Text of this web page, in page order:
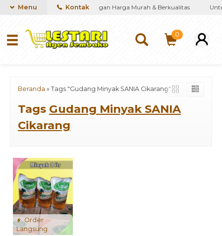
kebutuhan Sembako dengan Harga Murah & Berkualitas
Menu Kontak
0
Beranda » Tags "Gudang Minyak SANIA Cikarang"
Tags Gudang Minyak SANIA
Cikarang
Order
Langsung